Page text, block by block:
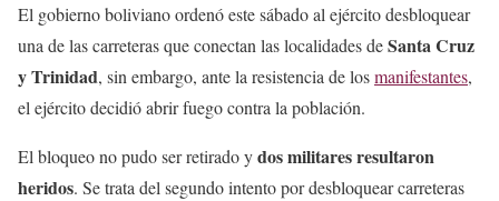
El gobierno boliviano ordenó este sábado al ejército desbloquear
una de las carreteras que conectan las localidades deSanta Cruz
y Trinidad, sin embargo, ante la resistencia de losmanifestantes,
el ejército decidió abrir fuego contra la población.
El bloqueo no pudo ser retirado ydos militares resultaron
heridos. Se trata del segundo intento por desbloquear carreteras